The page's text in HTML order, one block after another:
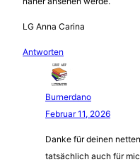
LG Anna Carina
Antworten
Burnerdano
Februar 11, 2026
Danke für deinen
tatsächlich auch für